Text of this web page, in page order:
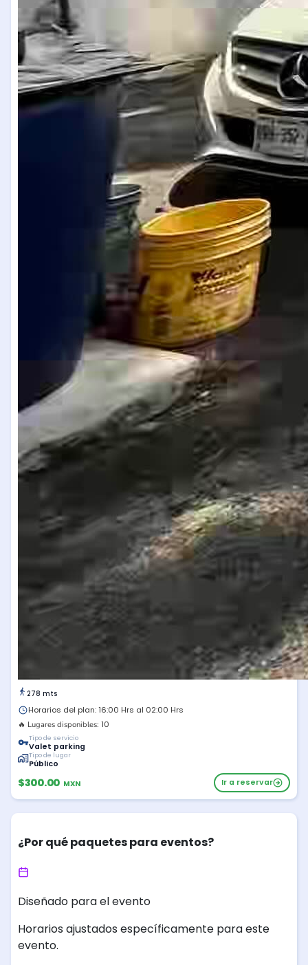
278 mts
Horarios del plan: 16:00 Hrs al 02:00 Hrs
🔥 Lugares disponibles: 10
Tipo de servicio
Valet parking
Tipo de lugar
Público
$300.00 MXN Ir a reservar
¿Por qué paquetes para eventos?
Diseñado para el evento
Horarios ajustados específicamente para este
evento.